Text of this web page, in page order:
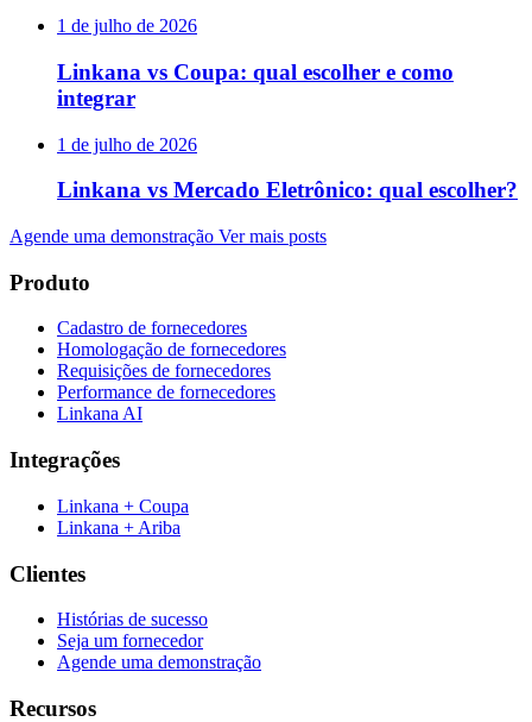
1 de julho de 2026
Linkana vs Coupa: qual escolher e como
integrar
1 de julho de 2026
Linkana vs Mercado Eletrônico: qual escolher?
Agende uma demonstração Ver mais posts
Produto
Cadastro de fornecedores
Homologação de fornecedores
Requisições de fornecedores
Performance de fornecedores
Linkana AI
Integrações
Linkana + Coupa
Linkana + Ariba
Clientes
Histórias de sucesso
Seja um fornecedor
Agende uma demonstração
Recursos